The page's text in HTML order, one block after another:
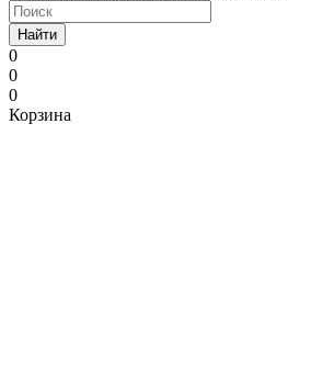
Найти
0
0
0
Корзина